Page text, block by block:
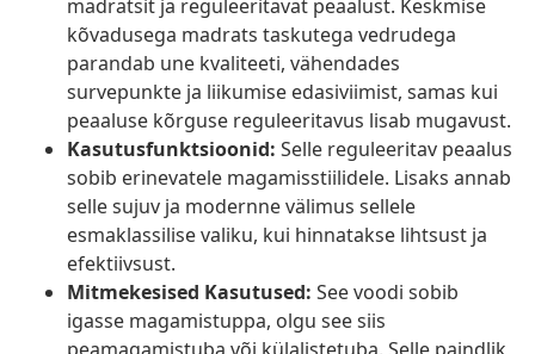
madratsit ja reguleeritavat peaalust. Keskmise
kõvadusega madrats taskutega vedrudega
parandab une kvaliteeti, vähendades
survepunkte ja liikumise edasiviimist, samas kui
peaaluse kõrguse reguleeritavus lisab mugavust.
Kasutusfunktsioonid: Selle reguleeritav peaalus
sobib erinevatele magamisstiilidele. Lisaks annab
selle sujuv ja modernne välimus sellele
esmaklassilise valiku, kui hinnatakse lihtsust ja
efektiivsust.
Mitmekesised Kasutused: See voodi sobib
igasse magamistuppa, olgu see siis